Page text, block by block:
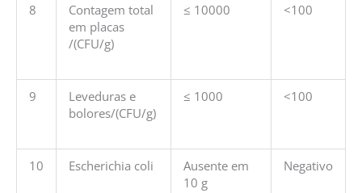
8
Contagem total
em placas
/(CFU/g)
≤ 10000 <100
9
Leveduras e
bolores/(CFU/g)
≤ 1000 <100
10 Escherichia coli
Ausente em
10 g
Negativo